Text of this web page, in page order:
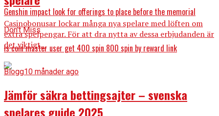
Genshin impact look for offerings to place before the memorial
Don't Miss
Is coin master user get 400 spin 800 spin by reward link
Casinobonusar lockar många nya spelare med löften om
extra spelpengar. För att dra nytta av dessa erbjudanden är
det viktigt...
Blogg10 månader ago
Jämför säkra bettingsajter – svenska
spelares guide 2025